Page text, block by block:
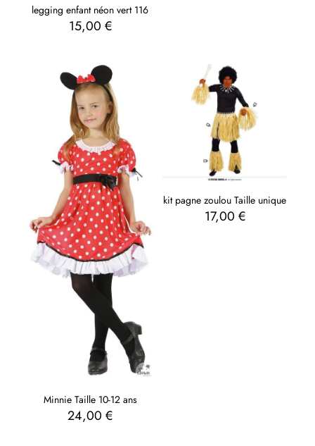
legging enfant néon vert 116
15,00 €
Minnie Taille 10-12 ans
24,00€
kit pagne zoulou Taille unique
17,00 €